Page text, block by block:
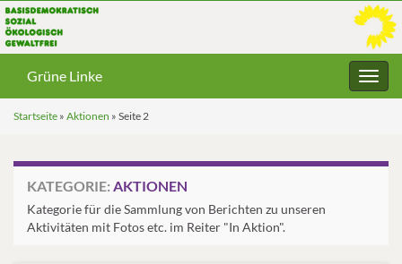
Grüne Linke
Startseite » Aktionen » Seite 2
KATEGORIE: AKTIONEN
Kategorie für die Sammlung von Berichten zu unseren
Aktivitäten mit Fotos etc. im Reiter "In Aktion".